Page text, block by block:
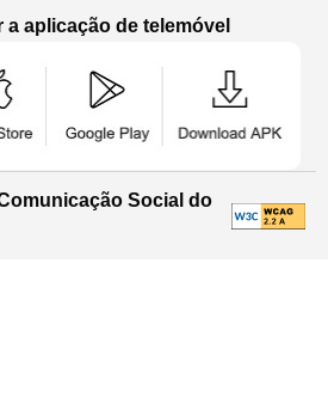
a aplicação de telemóvel
Social do